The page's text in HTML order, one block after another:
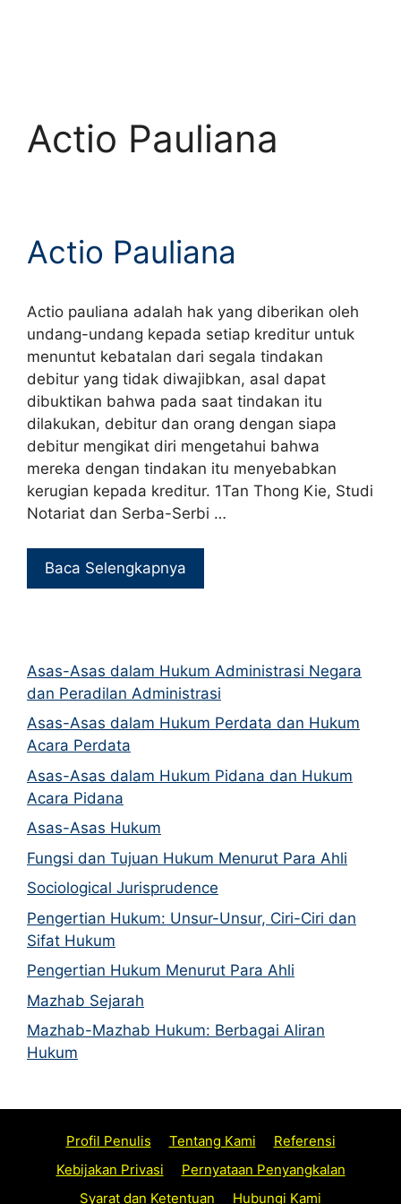
Actio Pauliana
Actio Pauliana
Actio pauliana adalah hak yang diberikan oleh
undang-undang kepada setiap kreditur untuk
menuntut kebatalan dari segala tindakan
debitur yang tidak diwajibkan, asal dapat
dibuktikan bahwa pada saat tindakan itu
dilakukan, debitur dan orang dengan siapa
debitur mengikat diri mengetahui bahwa
mereka dengan tindakan itu menyebabkan
kerugian kepada kreditur. 1Tan Thong Kie, Studi
Notariat dan Serba-Serbi …
Baca Selengkapnya
Asas-Asas dalam Hukum Administrasi Negara
dan Peradilan Administrasi
Asas-Asas dalam Hukum Perdata dan Hukum
Acara Perdata
Asas-Asas dalam Hukum Pidana dan Hukum
Acara Pidana
Asas-Asas Hukum
Fungsi dan Tujuan Hukum Menurut Para Ahli
Sociological Jurisprudence
Pengertian Hukum: Unsur-Unsur, Ciri-Ciri dan
Sifat Hukum
Pengertian Hukum Menurut Para Ahli
Mazhab Sejarah
Mazhab-Mazhab Hukum: Berbagai Aliran
Hukum
Profil Penulis Tentang Kami
Referensi
Kebijakan Privasi
Pernyataan Penyangkalan
Syarat dan Ketentuan
Hubungi Kami